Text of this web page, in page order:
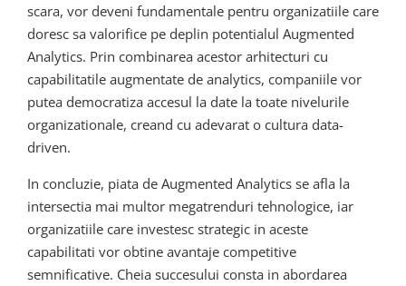
scara, vor deveni fundamentale pentru organizatiile care
doresc sa valorifice pe deplin potentialul Augmented
Analytics. Prin combinarea acestor arhitecturi cu
capabilitatile augmentate de analytics, companiile vor
putea democratiza accesul la date la toate nivelurile
organizationale, creand cu adevarat o cultura data-
driven.
In concluzie, piata de Augmented Analytics se afla la
intersectia mai multor megatrenduri tehnologice, iar
organizatiile care investesc strategic in aceste
capabilitati vor obtine avantaje competitive
semnificative. Cheia succesului consta in abordarea